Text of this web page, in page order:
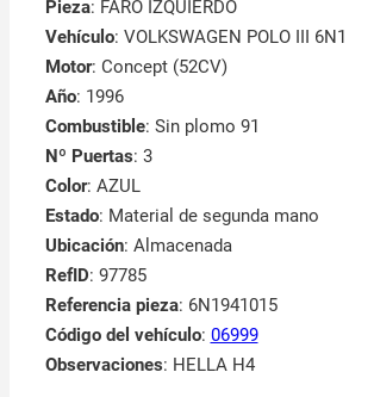
Pieza: FARO IZQUIERDO
Vehículo: VOLKSWAGEN POLO III 6N1
Motor: Concept (52CV)
Año: 1996
Combustible: Sin plomo 91
Nº Puertas: 3
Color: AZUL
Estado: Material de segunda mano
Ubicación: Almacenada
RefID: 97785
Referencia pieza: 6N1941015
Código del vehículo: 06999
Observaciones: HELLA H4